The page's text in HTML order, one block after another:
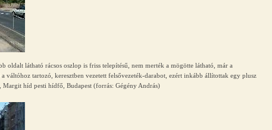
oldalt látható rácsos oszlop is friss telepítésű, nem merték a mögötte látható, már a
váltóhoz tartozó, keresztben vezetett felsővezeték-darabot, ezért inkább állítottak egy plusz
híd pesti hídfő, Budapest (forrás: Gégény András)